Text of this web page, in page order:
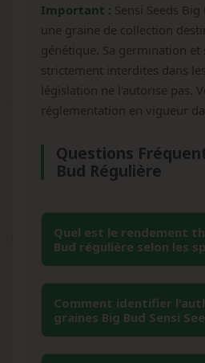
Important : Sensi Seeds
une graine de collection
génétique. Sa germination et
strictement interdites dans
législation ne l'autorise pas.
réglementation en vigueur
Questions
Bud Régulière
Quel est le rendement
Bud régulière selon les
Selon les données
la Big Bud régulière
rendement de 500-600 g/
Comment identifier
graines Big Bud Sensi
L'authenticité des graines